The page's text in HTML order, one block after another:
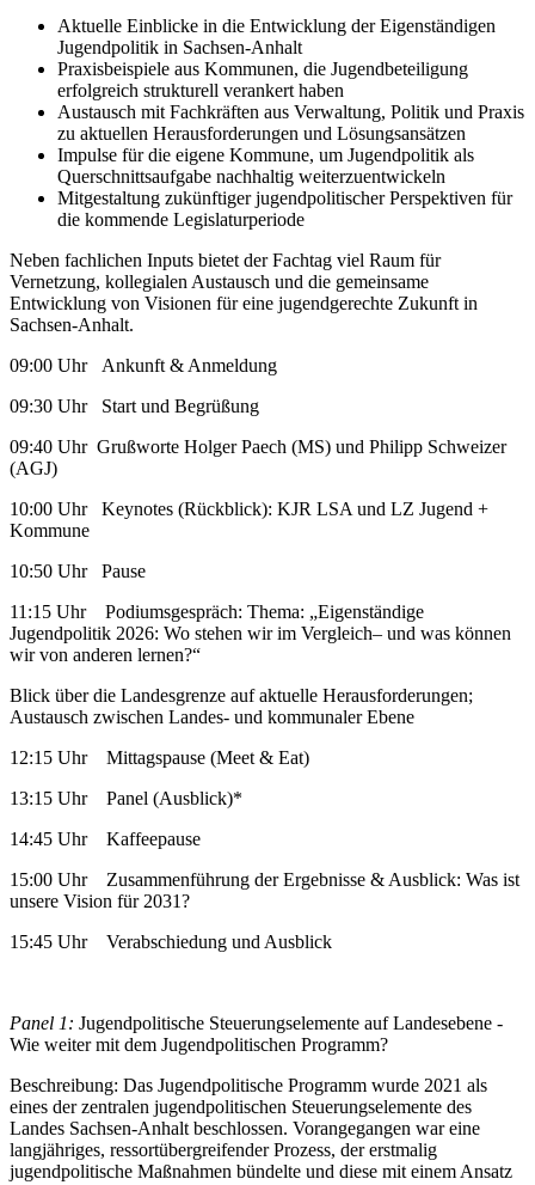
Aktuelle Einblicke in die Entwicklung der Eigenständigen
Jugendpolitik in Sachsen-Anhalt
Praxisbeispiele aus Kommunen, die Jugendbeteiligung
erfolgreich strukturell verankert haben
Austausch mit Fachkräften aus Verwaltung, Politik und Praxis
zu aktuellen Herausforderungen und Lösungsansätzen
Impulse für die eigene Kommune, um Jugendpolitik als
Querschnittsaufgabe nachhaltig weiterzuentwickeln
Mitgestaltung zukünftiger jugendpolitischer Perspektiven für
die kommende Legislaturperiode
Neben fachlichen Inputs bietet der Fachtag viel Raum für
Vernetzung, kollegialen Austausch und die gemeinsame
Entwicklung von Visionen für eine jugendgerechte Zukunft in
Sachsen-Anhalt.
09:00 Uhr Ankunft & Anmeldung
09:30 Uhr Start und Begrüßung
09:40 Uhr Grußworte Holger Paech (MS) und Philipp Schweizer
(AGJ)
10:00 Uhr Keynotes (Rückblick): KJR LSA und LZ Jugend +
Kommune
10:50 Uhr Pause
11:15 Uhr Podiumsgespräch: Thema: „Eigenständige
Jugendpolitik 2026: Wo stehen wir im Vergleich– und was können
wir von anderen lernen?“
Blick über die Landesgrenze auf aktuelle Herausforderungen;
Austausch zwischen Landes- und kommunaler Ebene
12:15 Uhr Mittagspause (Meet & Eat)
13:15 Uhr Panel (Ausblick)*
14:45 Uhr Kaffeepause
15:00 Uhr Zusammenführung der Ergebnisse & Ausblick: Was ist
unsere Vision für 2031?
15:45 Uhr Verabschiedung und Ausblick
Panel 1: Jugendpolitische Steuerungselemente auf Landesebene -
Wie weiter mit dem Jugendpolitischen Programm?
Beschreibung: Das Jugendpolitische Programm wurde 2021 als
eines der zentralen jugendpolitischen Steuerungselemente des
Landes Sachsen-Anhalt beschlossen. Vorangegangen war eine
langjähriges, ressortübergreifender Prozess, der erstmalig
jugendpolitische Maßnahmen bündelte und diese mit einem Ansatz